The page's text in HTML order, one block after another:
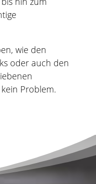
wie den
oder auch den
Problem.